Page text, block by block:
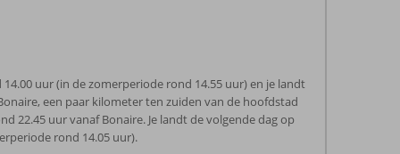
uur (in de zomerperiode rond 14.55 uur) en je landt
een paar kilometer ten zuiden van de hoofdstad
22.45 uur vanaf Bonaire. Je landt de volgende dag op
rond 14.05 uur).